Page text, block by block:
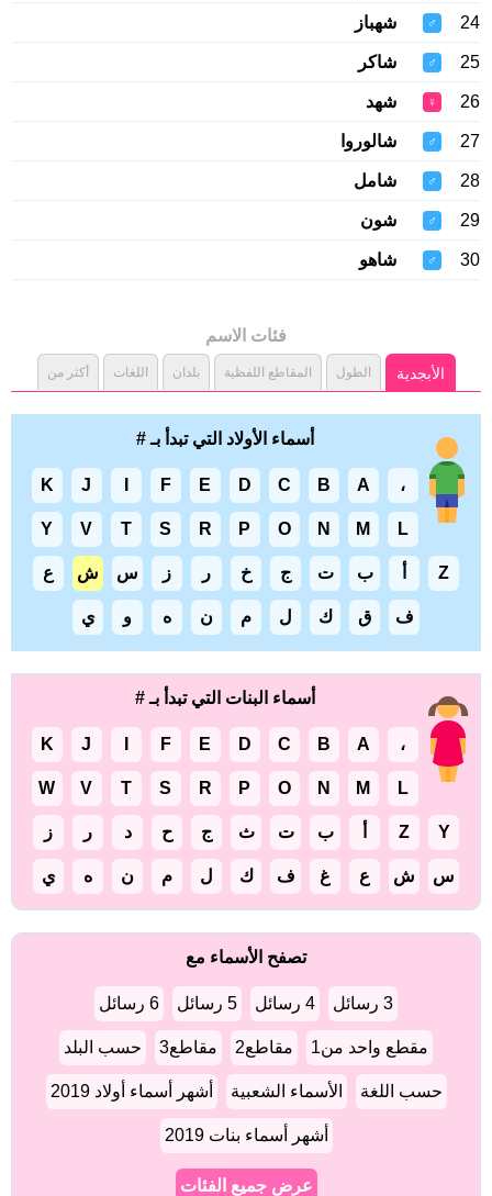
24
♂ شهباز
25
♂ شاكر
26
♀ شهد
27
♂ شالوروا
28
♂ شامل
29
♂ شون
30
♂ شاهو
فئات الاسم
الأبجدية الطول المقاطع اللفظية بلدان اللغات أكثر من
أسماء الأولاد التي تبدأ بـ #
، A
B
C
D
E
F
J
K
L
M
N
O
P
R
S
T
V
Y
Z ب ت ج خ ر ز س ش ع
ف ق ك ل م ن ه و ي
أسماء البنات التي تبدأ بـ #
، A
B
C
D
E
F
J
K
L
M
N
O
P
R
S
T
V
W
Y
Z ب ت ث ج ح د ر ز
س ش ع غ ف ك ل م ن ه ي
تصفح الأسماء مع
3 رسائل 4 رسائل 5 رسائل 6 رسائل
مقطع واحد من1 مقاطع2 مقاطع3 حسب البلد
حسب اللغة الأسماء الشعبية أشهر أسماء أولاد 2019
أشهر أسماء بنات 2019
عرض جميع الفئات